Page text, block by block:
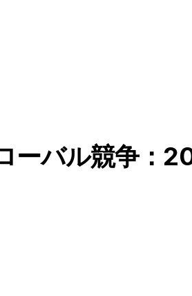
ーバル競争：